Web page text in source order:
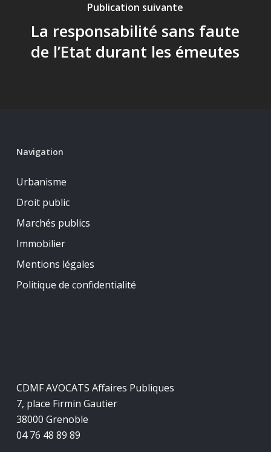
Publication suivante
La responsabilité sans faute
de l’Etat durant les émeutes
Navigation
Urbanisme
Droit public
Marchés publics
Immobilier
Mentions légales
Politique de confidentialité
CDMF AVOCATS Affaires Publiques
7, place Firmin Gautier
38000 Grenoble
04 76 48 89 89